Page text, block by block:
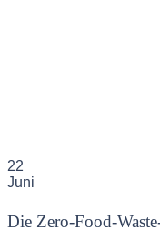
22
Juni
Die Zero-Food-